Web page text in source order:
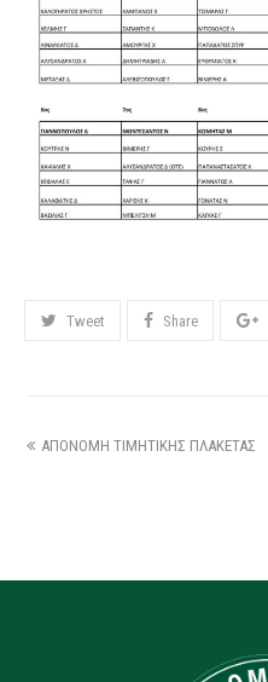
Tweet Share
ΑΠΟΝΟΜΗ ΤΙΜΗΤΙΚΗΣ ΠΛΑΚΕΤΑΣ